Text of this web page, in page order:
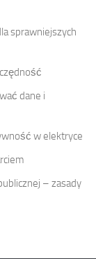
sprawniejszych
dane i
w elektryce
– zasady